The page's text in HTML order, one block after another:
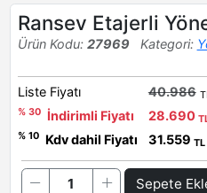
Ransev Etajerli
Ürün Kodu: 27969 Kategori:
Liste Fiyatı 40.986
% 30
İndirimli Fiyatı 28.690
% 10
Kdv dahil Fiyatı 31.559 TL
Sepete